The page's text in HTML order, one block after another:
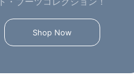
Shop Now